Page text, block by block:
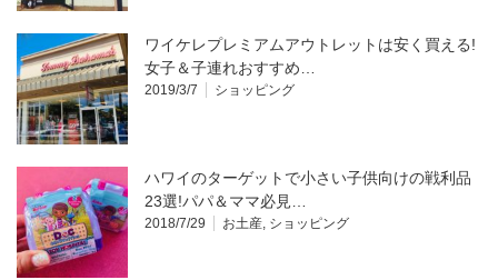
ワイケレプレミアムアウトレットは安く買える!
女子＆子連れおすすめ…
2019/3/7 ショッピング
ハワイのターゲットで小さい子供向けの戦利品
23選!パパ＆ママ必見…
2018/7/29 お土産 ショッピング